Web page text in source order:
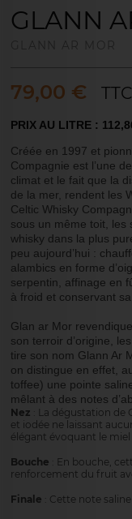
GLANN
GLANN AR MOR
79,00 € TTC
PRIX AU LITRE :
Créée en 1997 et
Compagnie est l’une
climat et le fait que la
de la mer, rendent les
Celtic Whisky
sous un même toit, les
whisky dans la plus
peu aujourd’hui :
alambics en forme
serpentin, affinage en
à froid et conservant
Glan ar Mor
son terroir d’origine,
tire son nom Glann Ar
on distingue en effet,
toffee) une pointe
mêlant à des notes
Nez : La dégustation de
et iodée ne laissant
élégant évoquant le miel
Bouche : En bouche,
renforcement du fruit
Finale : Cette note